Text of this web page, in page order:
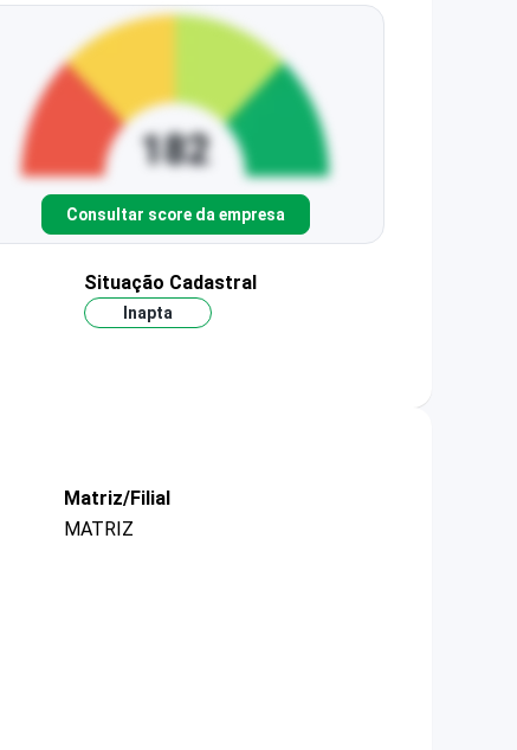
Consultar score da empresa
Situação Cadastral
Inapta
Matriz/Filial
MATRIZ